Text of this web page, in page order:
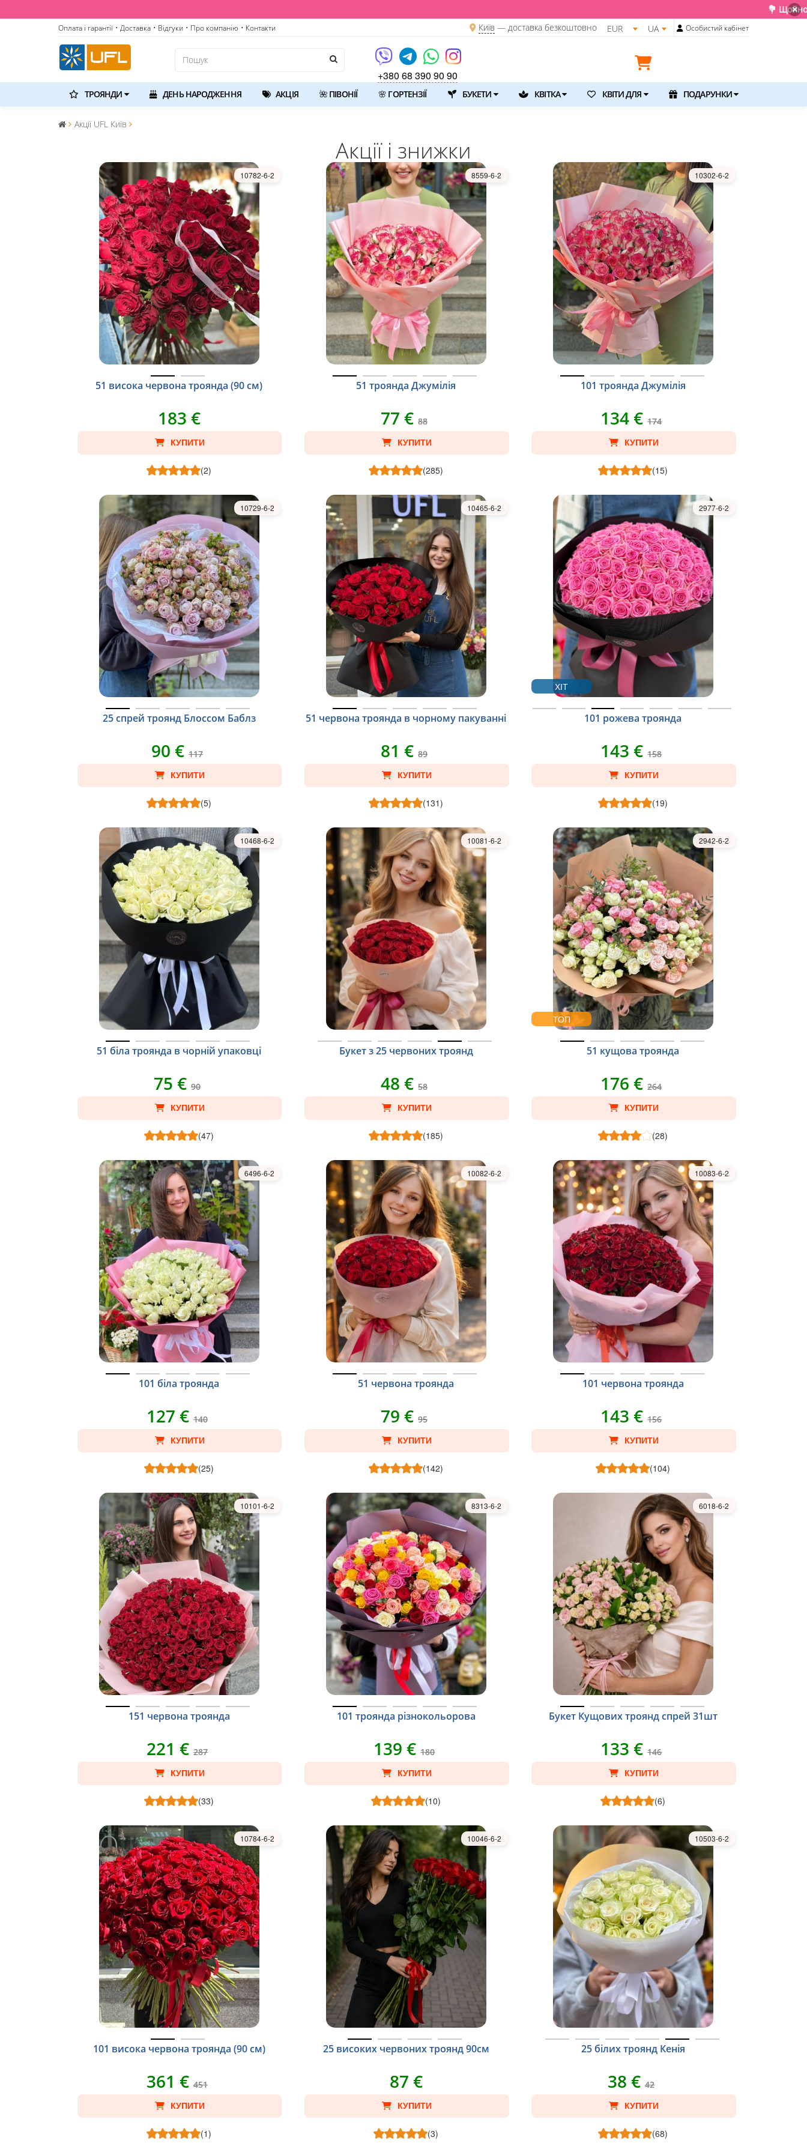
💐 Щойно отримали свіжу поставку.
×
Оплата і гарантії • Доставка • Відгуки • Про компанію • Контакти Київ— доставка безкоштовно EUR UA Особистий кабінет
+380 68 390 90 90
ТРОЯНДИ ДЕНЬ НАРОДЖЕННЯ АКЦІЯ 🌺 ПІВОНІЇ 🌸 ГОРТЕНЗІЇ БУКЕТИ КВІТКА КВІТИ ДЛЯ ПОДАРУНКИ
Акції UFL Київ
Акції і знижки
51 висока червона троянда (90 cм)
10782-6-2
183 €
КУПИТИ
(2)
51 троянда Джумілія
8559-6-2
77 €88
КУПИТИ
(285)
101 троянда Джумілія
10302-6-2
134 €174
КУПИТИ
(15)
25 спрей троянд Блоссом Баблз
10729-6-2
90 €117
КУПИТИ
(5)
51 червона троянда в чорному пакуванні
10465-6-2
81 €89
КУПИТИ
(131)
ХІТ
101 рожева троянда
2977-6-2
143 €158
КУПИТИ
(19)
51 біла троянда в чорній упаковці
10468-6-2
75 €90
КУПИТИ
(47)
Букет з 25 червоних троянд
10081-6-2
48 €58
КУПИТИ
(185)
ТОП
51 кущова троянда
2942-6-2
176 €264
КУПИТИ
(28)
101 біла троянда
6496-6-2
127 €140
КУПИТИ
(25)
51 червона троянда
10082-6-2
79 €95
КУПИТИ
(142)
101 червона троянда
10083-6-2
143 €156
КУПИТИ
(104)
151 червона троянда
10101-6-2
221 €287
КУПИТИ
(33)
101 троянда різнокольорова
8313-6-2
139 €180
КУПИТИ
(10)
Букет Кущових троянд спрей 31шт
6018-6-2
133 €146
КУПИТИ
(6)
101 висока червона троянда (90 cм)
10784-6-2
361 €451
КУПИТИ
(1)
25 високих червоних троянд 90см
10046-6-2
87 €
КУПИТИ
(3)
25 білих троянд Кенія
10503-6-2
38 €42
КУПИТИ
(68)